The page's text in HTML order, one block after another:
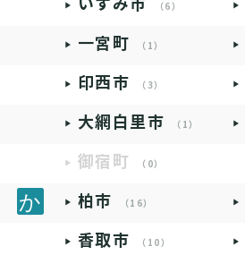
（6）
一宮町 （1）
印西市 （3）
大網白里市 （1）
御宿町 （0）
柏市 （16）
香取市 （10）